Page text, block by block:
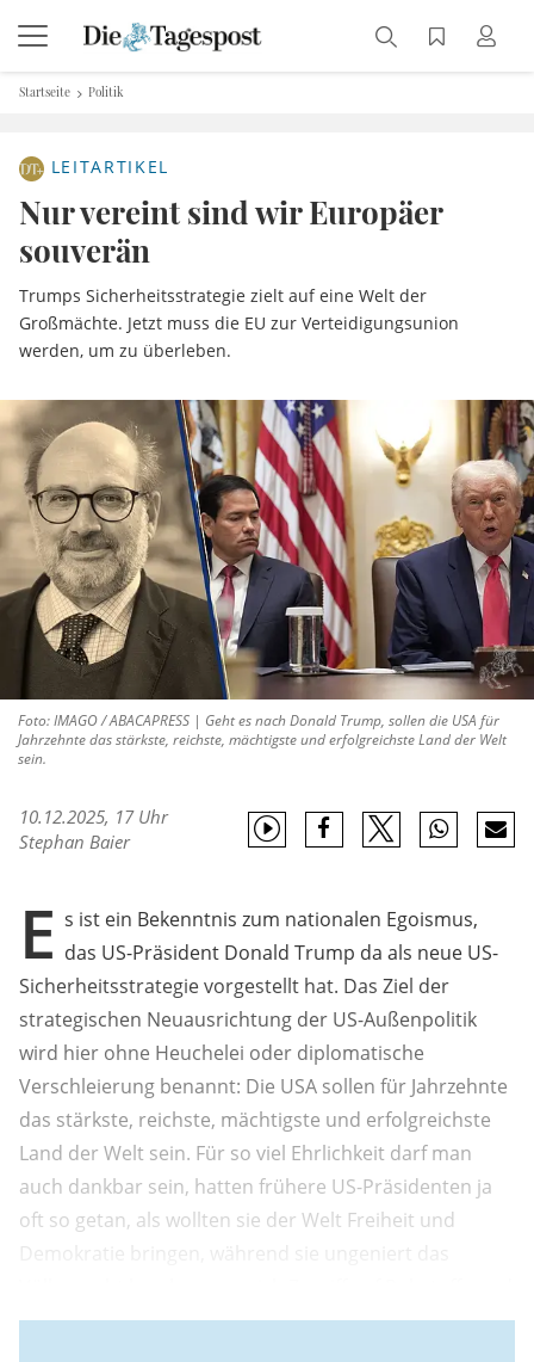
Startseite Politik
LEITARTIKEL
Nur vereint sind wir Europäer
souverän
Trumps Sicherheitsstrategie zielt auf eine Welt der
Großmächte. Jetzt muss die EU zur Verteidigungsunion
werden, um zu überleben.
Foto: IMAGO / ABACAPRESS | Geht es nach Donald Trump, sollen die USA für
Jahrzehnte das stärkste, reichste, mächtigste und erfolgreichste Land der Welt
sein.
10.12.2025, 17 Uhr
Stephan Baier
E s ist ein Bekenntnis zum nationalen Egoismus,
das US-Präsident Donald Trump da als neue US-
Sicherheitsstrategie vorgestellt hat. Das Ziel der
strategischen Neuausrichtung der US-Außenpolitik
wird hier ohne Heuchelei oder diplomatische
Verschleierung benannt: Die USA sollen für Jahrzehnte
das stärkste, reichste, mächtigste und erfolgreichste
Land der Welt sein. Für so viel Ehrlichkeit darf man
auch dankbar sein, hatten frühere US-Präsidenten ja
oft so getan, als wollten sie der Welt Freiheit und
Demokratie bringen, während sie ungeniert das
Ressourcen zu sichern. Um das Völkerrecht,